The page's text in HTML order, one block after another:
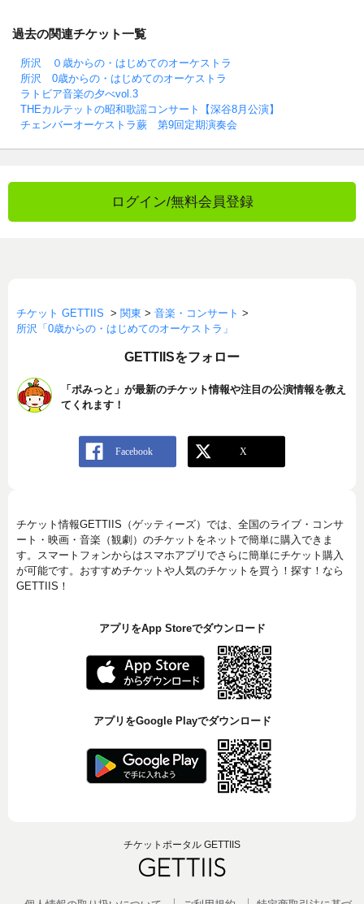
過去の関連チケット一覧
所沢 ０歳からの・はじめてのオーケストラ
所沢 0歳からの・はじめてのオーケストラ
ラトビア音楽の夕べvol.3
THEカルテットの昭和歌謡コンサート【深谷8月公演】
チェンバーオーケストラ蕨 第9回定期演奏会
ログイン/無料会員登録
チケット GETTIIS > 関東 > 音楽・コンサート >
所沢「0歳からの・はじめてのオーケストラ」
GETTIISをフォロー
「ポみっと」が最新のチケット情報や注目の公演情報を教え
てくれます！
チケット情報GETTIIS（ゲッティーズ）では、全国のライブ・コンサ
ート・映画・音楽（観劇）のチケットをネットで簡単に購入できま
す。スマートフォンからはスマホアプリでさらに簡単にチケット購入
が可能です。おすすめチケットや人気のチケットを買う！探す！なら
GETTIIS！
アプリをApp Storeでダウンロード
アプリをGoogle Playでダウンロード
チケットポータル GETTIIS